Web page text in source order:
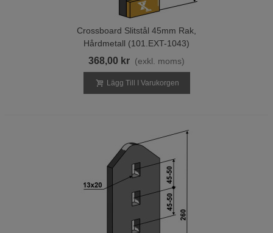
Crossboard Slitstål 45mm Rak,
Hårdmetall (101.EXT-1043)
368,00 kr (exkl. moms)
Lägg Till I Varukorgen